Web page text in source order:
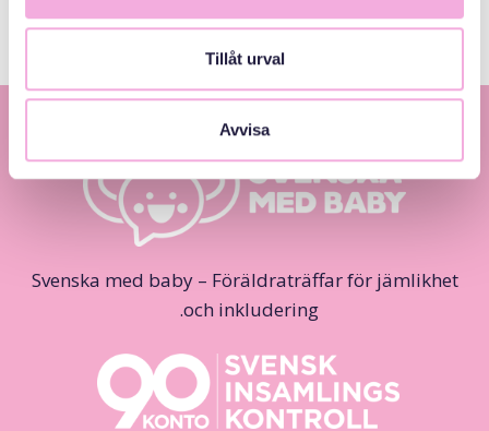
Tillåt urval
Avvisa
Svenska med baby – Föräldraträffar för jämlikhet
och inkludering.